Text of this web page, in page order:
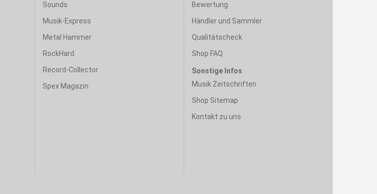
Sounds
Musik-Express
Metal Hammer
RockHard
Record-Collector
Spex Magazin
Bewertung
Händler und Sammler
Qualitätscheck
Shop FAQ
Sonstige Infos
Musik Zeitschriften
Shop Sitemap
Kontakt zu uns